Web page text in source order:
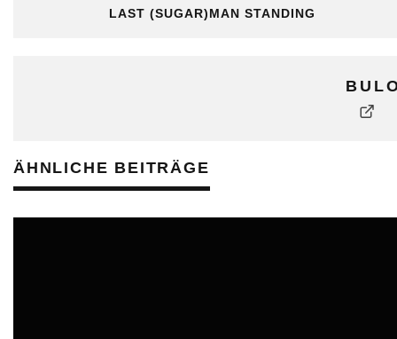
LAST (SUGAR)MAN STANDING
ÄHNLICHE BEITRÄGE